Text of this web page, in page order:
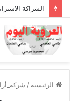
الرئيسية /